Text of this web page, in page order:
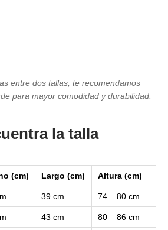
entre dos tallas, te recomendamos
para mayor comodidad y durabilidad.
la talla
(cm) Largo (cm) Altura (cm)
39 cm 74 – 80 cm
43 cm 80 – 86 cm